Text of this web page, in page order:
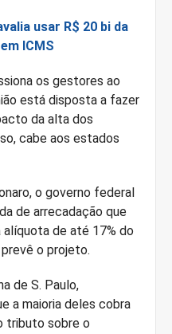
usar R$ 20 bi da
ICMS
os gestores ao
está disposta a fazer
da alta dos
cabe aos estados
o governo federal
de arrecadação que
de até 17% do
o projeto.
de S. Paulo,
a maioria deles cobra
tributo sobre o